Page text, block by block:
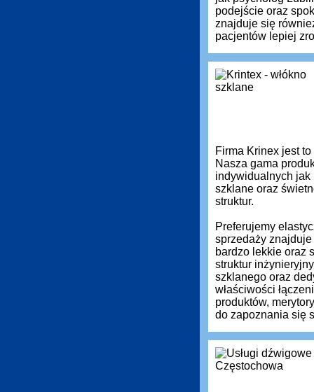
podejście oraz
znajduje się
pacjentów lepiej
Firma Krinex jest
Nasza gama
indywidualnych jak
szklane oraz
struktur.
Preferujemy
sprzedaży
bardzo lekkie oraz
struktur
szklanego oraz
właściwości
produktów,
do zapoznania się